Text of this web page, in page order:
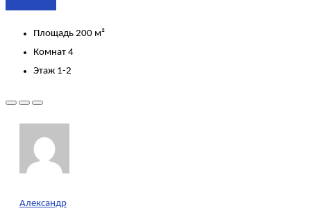
Площадь 200 м²
Комнат 4
Этаж 1-2
Александр